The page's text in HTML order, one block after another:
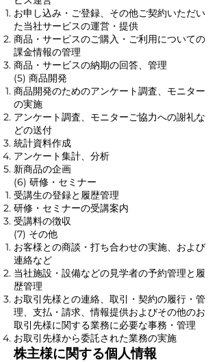
お申し込み・ご登録、その他ご契約いただい
た当社サービスの運営・提供
商品・サービスのご購入・ご利用についての
課金情報の管理
商品・サービスの納期の回答、管理
(5) 商品開発
商品開発のためのアンケート調査、モニター
の実施
アンケート調査、モニターご協力への謝礼な
どの送付
統計資料作成
アンケート集計、分析
新商品の企画
(6) 研修・セミナー
受講生の登録と履歴管理
研修・セミナーの受講案内
受講料の徴収
(7) その他
お客様との商談・打ち合わせの実施、および
連絡など
当社施設・設備などの見学者の予約管理と履
歴管理
お取引先様との連絡、取引・契約の履行・管
理、支払・請求、情報提供およびその他のお
取引先様に関する業務に必要な事務・管理
お取引先様から委託された業務の実施
株主様に関する個人情報